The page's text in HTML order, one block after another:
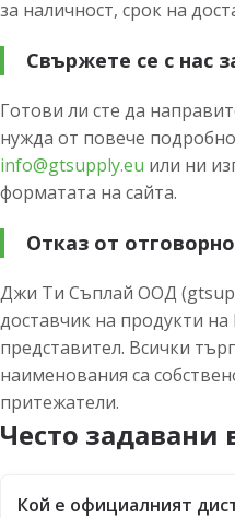
за наличност, срок на
Свържете се с нас
Готови ли сте да
нужда от повече
info@gtsupply.eu или ни
форматата на сайта.
Отказ от
Джи Ти Съплай ООД
доставчик на продукти
представител. Всички
наименования са
притежатели.
Често задавани
Кой е официалният